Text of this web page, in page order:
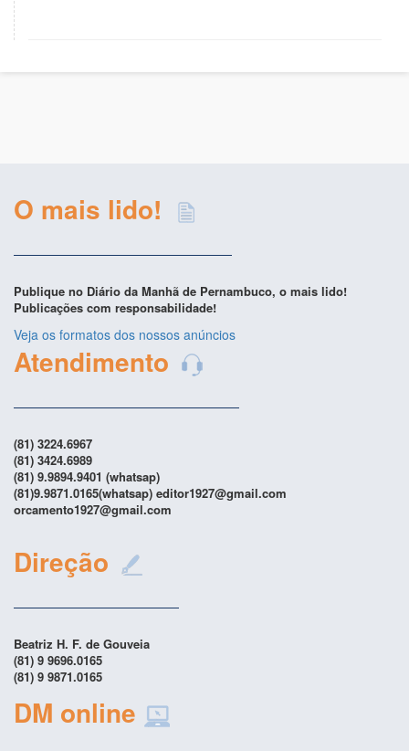
O mais lido!
Publique no Diário da Manhã de Pernambuco, o mais lido!
Publicações com responsabilidade!
Veja os formatos dos nossos anúncios
Atendimento
(81) 3224.6967
(81) 3424.6989
(81) 9.9894.9401 (whatsap)
(81)9.9871.0165(whatsap) editor1927@gmail.com
orcamento1927@gmail.com
Direção
Beatriz H. F. de Gouveia
(81) 9 9696.0165
(81) 9 9871.0165
DM online